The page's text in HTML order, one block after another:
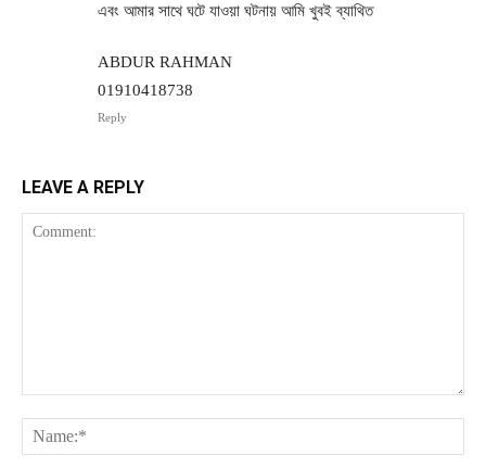
এবং আমার সাথে ঘটে যাওয়া ঘটনায় আমি খুবই ব্যাথিত
ABDUR RAHMAN
01910418738
Reply
LEAVE A REPLY